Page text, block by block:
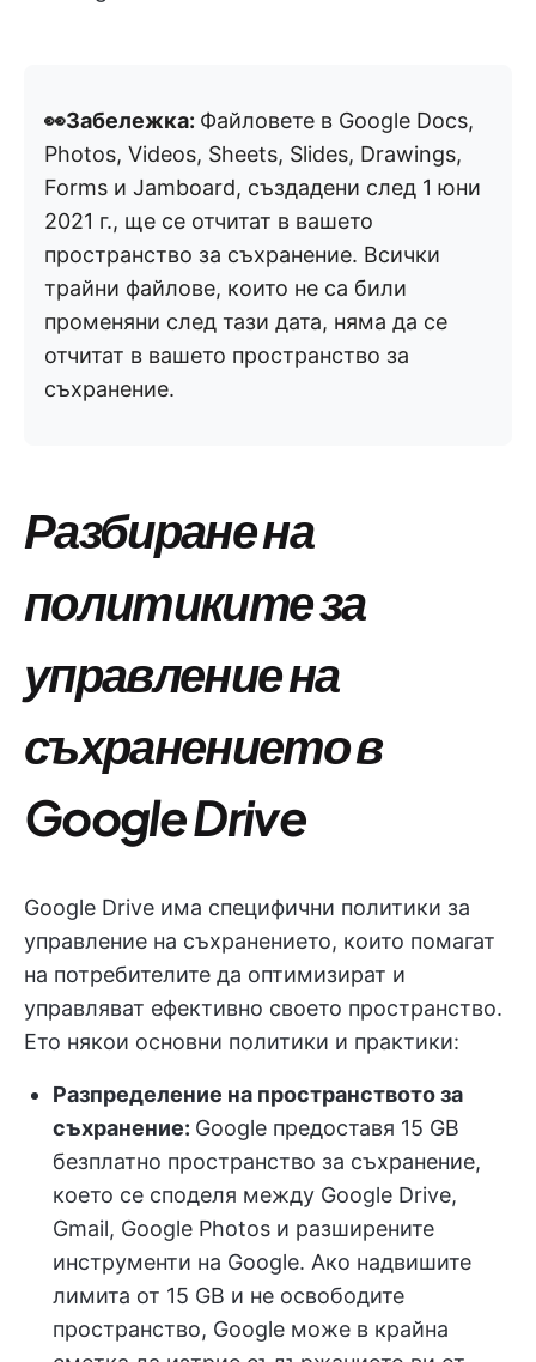
👀Забележка: Файловете в Google Docs,
Photos, Videos, Sheets, Slides, Drawings,
Forms и Jamboard, създадени след 1 юни
2021 г., ще се отчитат в вашето
пространство за съхранение. Всички
трайни файлове, които не са били
променяни след тази дата, няма да се
отчитат в вашето пространство за
съхранение.
Разбиране на
политиките за
управление на
съхранението в
Google Drive
Google Drive има специфични политики за
управление на съхранението, които помагат
на потребителите да оптимизират и
управляват ефективно своето пространство.
Ето някои основни политики и практики:
Разпределение на пространството за
съхранение: Google предоставя 15 GB
безплатно пространство за съхранение,
което се споделя между Google Drive,
Gmail, Google Photos и разширените
инструменти на Google. Ако надвишите
лимита от 15 GB и не освободите
пространство, Google може в крайна